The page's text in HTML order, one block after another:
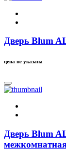
Дверь Blum
цена не указана
Дверь Blum